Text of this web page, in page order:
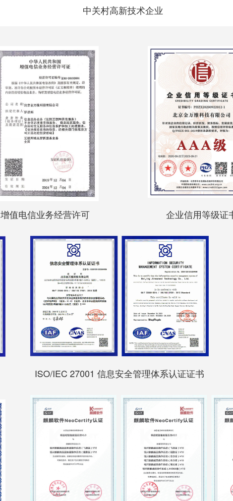
中关村高新技术企业
增值电信业务经营许可 企业信用等级证
ISO/IEC 27001 信息安全管理体系认证证书